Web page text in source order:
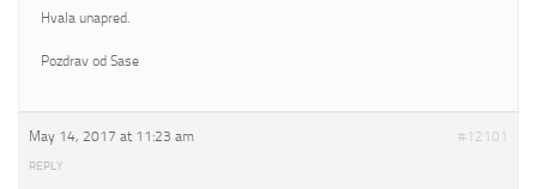
Hvala unapred.
Pozdrav od Sase
May 14, 2017 at 11:23 am #12101
REPLY